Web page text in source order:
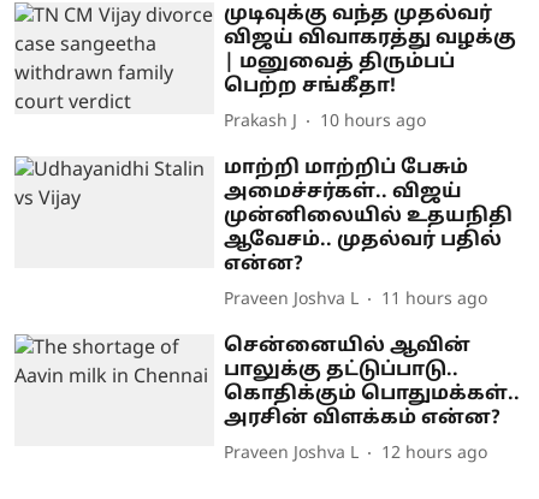
முடிவுக்கு வந்த முதல்வர்
விஜய் விவாகரத்து வழக்கு
| மனுவைத் திரும்பப்
பெற்ற சங்கீதா!
Prakash J 10 hours ago
மாற்றி மாற்றிப் பேசும்
அமைச்சர்கள்.. விஜய்
முன்னிலையில் உதயநிதி
ஆவேசம்.. முதல்வர் பதில்
என்ன?
Praveen Joshva L 11 hours ago
சென்னையில் ஆவின்
பாலுக்கு தட்டுப்பாடு..
கொதிக்கும் பொதுமக்கள்..
அரசின் விளக்கம் என்ன?
Praveen Joshva L 12 hours ago